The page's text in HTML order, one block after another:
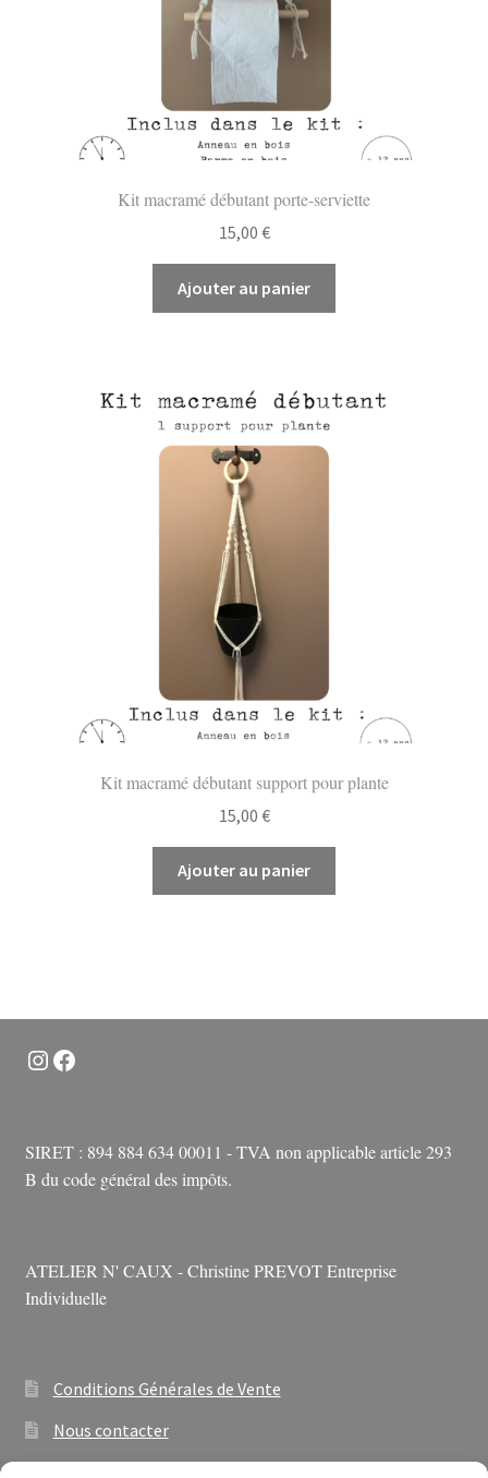
Kit macramé débutant porte-serviette
15,00 €
Ajouter au panier
Kit macramé débutant support pour plante
15,00 €
Ajouter au panier
Instagram
Facebook
SIRET : 894 884 634 00011 - TVA non applicable article 293
B du code général des impôts.
ATELIER N' CAUX - Christine PREVOT Entreprise
Individuelle
Conditions Générales de Vente
Nous contacter